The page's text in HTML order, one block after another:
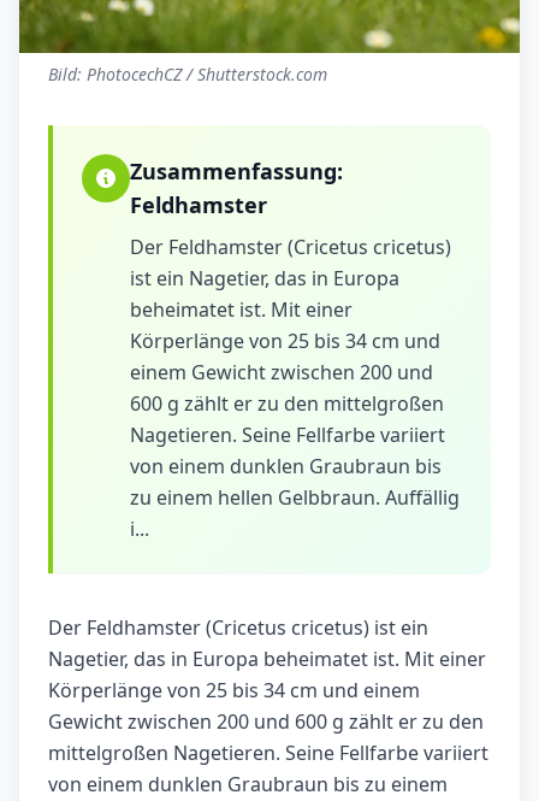
Bild: PhotocechCZ / Shutterstock.com
Zusammenfassung:
Feldhamster
Der Feldhamster (Cricetus cricetus)
ist ein Nagetier, das in Europa
beheimatet ist. Mit einer
Körperlänge von 25 bis 34 cm und
einem Gewicht zwischen 200 und
600 g zählt er zu den mittelgroßen
Nagetieren. Seine Fellfarbe variiert
von einem dunklen Graubraun bis
zu einem hellen Gelbbraun. Auffällig
i...
Der Feldhamster (Cricetus cricetus) ist ein
Nagetier, das in Europa beheimatet ist. Mit einer
Körperlänge von 25 bis 34 cm und einem
Gewicht zwischen 200 und 600 g zählt er zu den
mittelgroßen Nagetieren. Seine Fellfarbe variiert
von einem dunklen Graubraun bis zu einem